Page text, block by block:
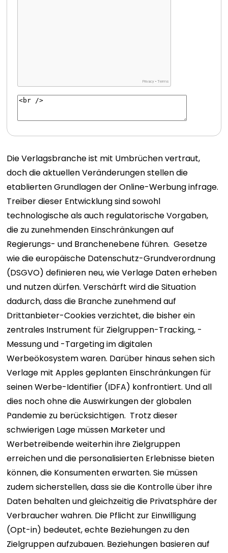
Die Verlagsbranche ist mit Umbrüchen vertraut,
doch die aktuellen Veränderungen stellen die
etablierten Grundlagen der Online-Werbung infrage.
Treiber dieser Entwicklung sind sowohl
technologische als auch regulatorische Vorgaben,
die zu zunehmenden Einschränkungen auf
Regierungs- und Branchenebene führen. Gesetze
wie die europäische Datenschutz-Grundverordnung
(DSGVO) definieren neu, wie Verlage Daten erheben
und nutzen dürfen. Verschärft wird die Situation
dadurch, dass die Branche zunehmend auf
Drittanbieter-Cookies verzichtet, die bisher ein
zentrales Instrument für Zielgruppen-Tracking, -
Messung und -Targeting im digitalen
Werbeökosystem waren. Darüber hinaus sehen sich
Verlage mit Apples geplanten Einschränkungen für
seinen Werbe-Identifier (IDFA) konfrontiert. Und all
dies noch ohne die Auswirkungen der globalen
Pandemie zu berücksichtigen. Trotz dieser
schwierigen Lage müssen Marketer und
Werbetreibende weiterhin ihre Zielgruppen
erreichen und die personalisierten Erlebnisse bieten
können, die Konsumenten erwarten. Sie müssen
zudem sicherstellen, dass sie die Kontrolle über ihre
Daten behalten und gleichzeitig die Privatsphäre der
Verbraucher wahren. Die Pflicht zur Einwilligung
(Opt-in) bedeutet, echte Beziehungen zu den
Zielgruppen aufzubauen. Beziehungen basieren auf